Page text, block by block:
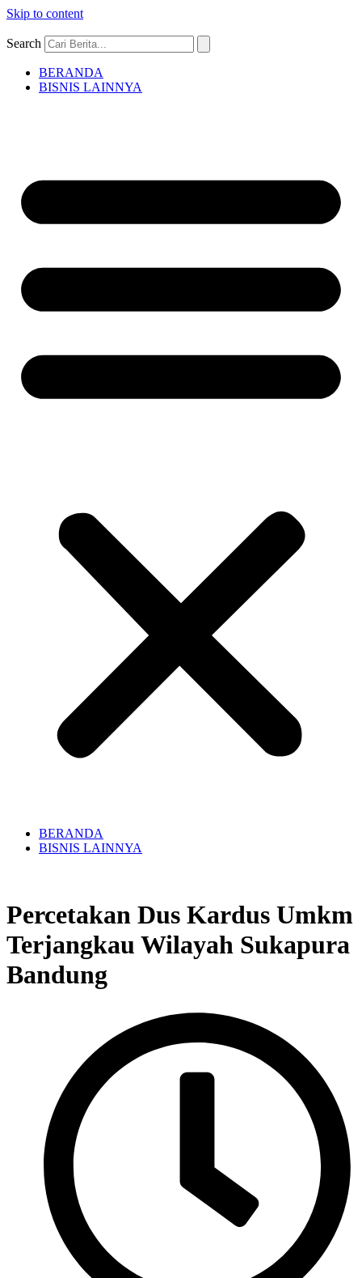
Skip to content
Search
BERANDA
BISNIS LAINNYA
BERANDA
BISNIS LAINNYA
Percetakan Dus Kardus Umkm
Terjangkau Wilayah Sukapura
Bandung